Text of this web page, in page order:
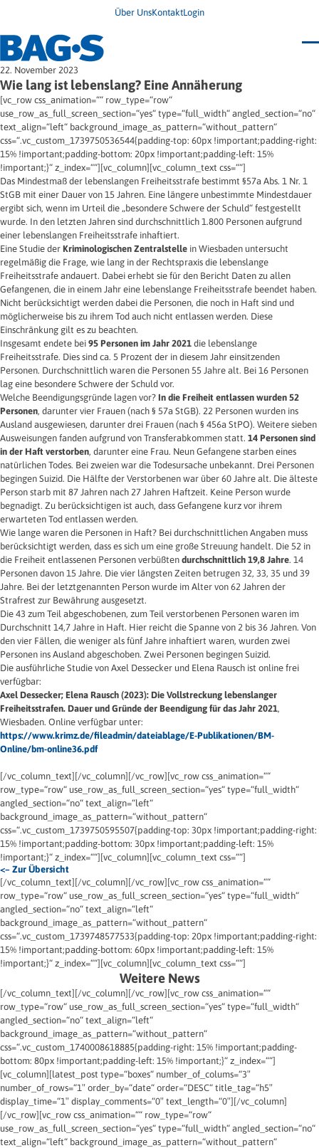
Über UnsKontaktLogin
Bundestagung 2026
Wo finde ich Hilfe?
News
Termine
Veröffentlichungen
Infodienst
Wegweiser
Jugendbroschüre
Impulse
Presse & Stellungnahmen
Newsletter
Unsere Themen
Angehörige
Ersatzfreiheitsstrafe
Freie Straffälligenhilfe
Gesundheit
Migration
Frauen
Wohnen
22. November 2023
Wie lang ist lebenslang? Eine Annäherung
[vc_row css_animation=““ row_type=“row“
use_row_as_full_screen_section=“yes“ type=“full_width“ angled_section=“no“
text_align=“left“ background_image_as_pattern=“without_pattern“
css=“.vc_custom_1739750536544{padding-top: 60px !important;padding-right:
15% !important;padding-bottom: 20px !important;padding-left: 15%
!important;}“ z_index=““][vc_column][vc_column_text css=““]
Das Mindestmaß der lebenslangen Freiheitsstrafe bestimmt §57a Abs. 1 Nr. 1
StGB mit einer Dauer von 15 Jahren. Eine längere unbestimmte Mindestdauer
ergibt sich, wenn im Urteil die „besondere Schwere der Schuld“ festgestellt
wurde. In den letzten Jahren sind durchschnittlich 1.800 Personen aufgrund
einer lebenslangen Freiheitsstrafe inhaftiert.
Eine Studie der Kriminologischen Zentralstelle in Wiesbaden untersucht
regelmäßig die Frage, wie lang in der Rechtspraxis die lebenslange
Freiheitsstrafe andauert. Dabei erhebt sie für den Bericht Daten zu allen
Gefangenen, die in einem Jahr eine lebenslange Freiheitsstrafe beendet haben.
Nicht berücksichtigt werden dabei die Personen, die noch in Haft sind und
möglicherweise bis zu ihrem Tod auch nicht entlassen werden. Diese
Einschränkung gilt es zu beachten.
Insgesamt endete bei 95 Personen im Jahr 2021 die lebenslange
Freiheitsstrafe. Dies sind ca. 5 Prozent der in diesem Jahr einsitzenden
Personen. Durchschnittlich waren die Personen 55 Jahre alt. Bei 16 Personen
lag eine besondere Schwere der Schuld vor.
Welche Beendigungsgründe lagen vor? In die Freiheit entlassen wurden 52
Personen, darunter vier Frauen (nach § 57a StGB). 22 Personen wurden ins
Ausland ausgewiesen, darunter drei Frauen (nach § 456a StPO). Weitere sieben
Ausweisungen fanden aufgrund von Transferabkommen statt. 14 Personen sind
in der Haft verstorben, darunter eine Frau. Neun Gefangene starben eines
natürlichen Todes. Bei zweien war die Todesursache unbekannt. Drei Personen
begingen Suizid. Die Hälfte der Verstorbenen war über 60 Jahre alt. Die älteste
Person starb mit 87 Jahren nach 27 Jahren Haftzeit. Keine Person wurde
begnadigt. Zu berücksichtigen ist auch, dass Gefangene kurz vor ihrem
erwarteten Tod entlassen werden.
Wie lange waren die Personen in Haft? Bei durchschnittlichen Angaben muss
berücksichtigt werden, dass es sich um eine große Streuung handelt. Die 52 in
die Freiheit entlassenen Personen verbüßten durchschnittlich 19,8 Jahre. 14
Personen davon 15 Jahre. Die vier längsten Zeiten betrugen 32, 33, 35 und 39
Jahre. Bei der letztgenannten Person wurde im Alter von 62 Jahren der
Strafrest zur Bewährung ausgesetzt.
Die 43 zum Teil abgeschobenen, zum Teil verstorbenen Personen waren im
Durchschnitt 14,7 Jahre in Haft. Hier reicht die Spanne von 2 bis 36 Jahren. Von
den vier Fällen, die weniger als fünf Jahre inhaftiert waren, wurden zwei
Personen ins Ausland abgeschoben. Zwei Personen begingen Suizid.
Die ausführliche Studie von Axel Dessecker und Elena Rausch ist online frei
verfügbar:
Axel Dessecker; Elena Rausch (2023): Die Vollstreckung lebenslanger
Freiheitsstrafen. Dauer und Gründe der Beendigung für das Jahr 2021,
Wiesbaden. Online verfügbar unter:
https://www.krimz.de/fileadmin/dateiablage/E-Publikationen/BM-
Online/bm-online36.pdf
[/vc_column_text][/vc_column][/vc_row][vc_row css_animation=““
row_type=“row“ use_row_as_full_screen_section=“yes“ type=“full_width“
angled_section=“no“ text_align=“left“
background_image_as_pattern=“without_pattern“
css=“.vc_custom_1739750595507{padding-top: 30px !important;padding-right:
15% !important;padding-bottom: 30px !important;padding-left: 15%
!important;}“ z_index=““][vc_column][vc_column_text css=““]
<– Zur Übersicht
[/vc_column_text][/vc_column][/vc_row][vc_row css_animation=““
row_type=“row“ use_row_as_full_screen_section=“yes“ type=“full_width“
angled_section=“no“ text_align=“left“
background_image_as_pattern=“without_pattern“
css=“.vc_custom_1739748577533{padding-top: 20px !important;padding-right:
15% !important;padding-bottom: 60px !important;padding-left: 15%
!important;}“ z_index=““][vc_column][vc_column_text css=““]
Weitere News
[/vc_column_text][/vc_column][/vc_row][vc_row css_animation=““
row_type=“row“ use_row_as_full_screen_section=“yes“ type=“full_width“
angled_section=“no“ text_align=“left“
background_image_as_pattern=“without_pattern“
css=“.vc_custom_1740008618885{padding-right: 15% !important;padding-
bottom: 80px !important;padding-left: 15% !important;}“ z_index=““]
[vc_column][latest_post type=“boxes“ number_of_colums=“3″
number_of_rows=“1″ order_by=“date“ order=“DESC“ title_tag=“h5″
display_time=“1″ display_comments=“0″ text_length=“0″][/vc_column]
[/vc_row][vc_row css_animation=““ row_type=“row“
use_row_as_full_screen_section=“yes“ type=“full_width“ angled_section=“no“
text_align=“left“ background_image_as_pattern=“without_pattern“